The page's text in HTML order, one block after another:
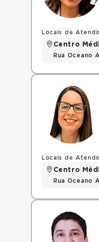
Locais de
Centro
Rua Oceano
Locais de
Centro
Rua Oceano